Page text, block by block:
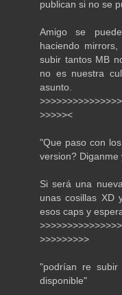
publican si no se
Amigo se
haciendo
subir tantos MB
no es nuestra
asunto.
>>>>><
"Que paso con
version?
Si será una
unas cosillas XD
esos caps y
>>>>>>>>>
"podrían re
disponible"